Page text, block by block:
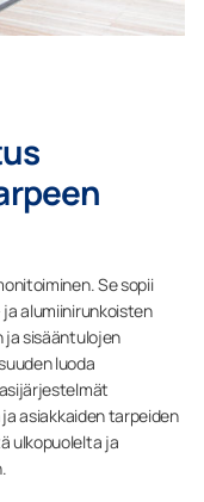
Se sopii
alumiinirunkoisten
ja sisääntulojen
luoda
asiakkaiden tarpeiden
ulkopuolelta ja